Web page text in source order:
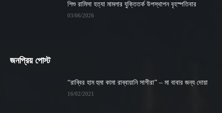
শিশু রামিসা হত্যা মামলার যুক্তিতর্ক উপস্থাপন বৃহস্পতিবার
03/06/2026
জনপ্রিয় পোস্ট
“রাব্বির হাম হুমা কামা রাব্বায়ানি সাগীরা” – মা বাবার জন্য দোয়া
16/02/2021